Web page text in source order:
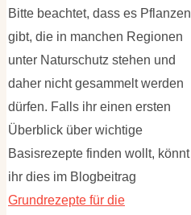
Bitte beachtet, dass es Pflanzen
gibt, die in manchen Regionen
unter Naturschutz stehen und
daher nicht gesammelt werden
dürfen. Falls ihr einen ersten
Überblick über wichtige
Basisrezepte finden wollt, könnt
ihr dies im Blogbeitrag
Grundrezepte für die